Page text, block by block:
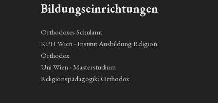
Bildungseinrichtungen
Orthodoxes Schulamt
KPH Wien - Institut Ausbildung Religion:
Orthodox
Uni Wien - Masterstudium
Religionspädagogik: Orthodox